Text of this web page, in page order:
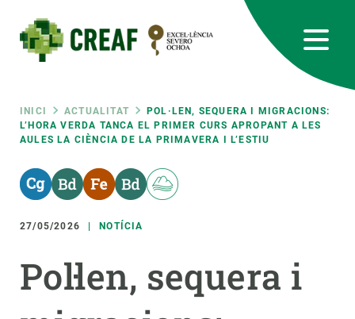
contingut
Fil
d'ariadna
INICI ACTUALITAT
POL·LEN, SEQUERA I MIGRACIONS:
L’HORA VERDA TANCA EL PRIMER CURS APROPANT A LES
AULES LA CIÈNCIA DE LA PRIMAVERA I L’ESTIU
27/05/2026 NOTÍCIA
Pol·len, sequera i
RRSS
Featured
responsive
Responsive
menu
RECERCA
CIÈNCIA EN ACCIÓ